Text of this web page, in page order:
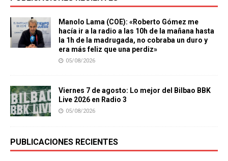
Manolo Lama (COE): «Roberto Gómez me
hacía ir a la radio a las 10h de la mañana hasta
la 1h de la madrugada, no cobraba un duro y
era más feliz que una perdiz»
05/08/2026
Viernes 7 de agosto: Lo mejor del Bilbao BBK
Live 2026 en Radio 3
05/08/2026
PUBLICACIONES RECIENTES